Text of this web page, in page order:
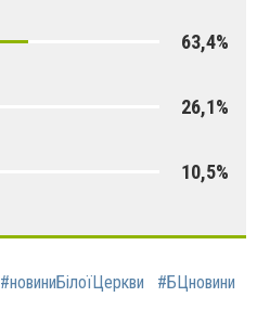
63,4%
26,1%
10,5%
#новиниБілоїЦеркви #БЦновини